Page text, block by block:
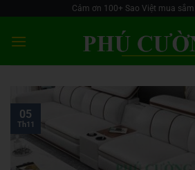
content
Cảm ơn 100+ Sao Việt mua
05
Th11